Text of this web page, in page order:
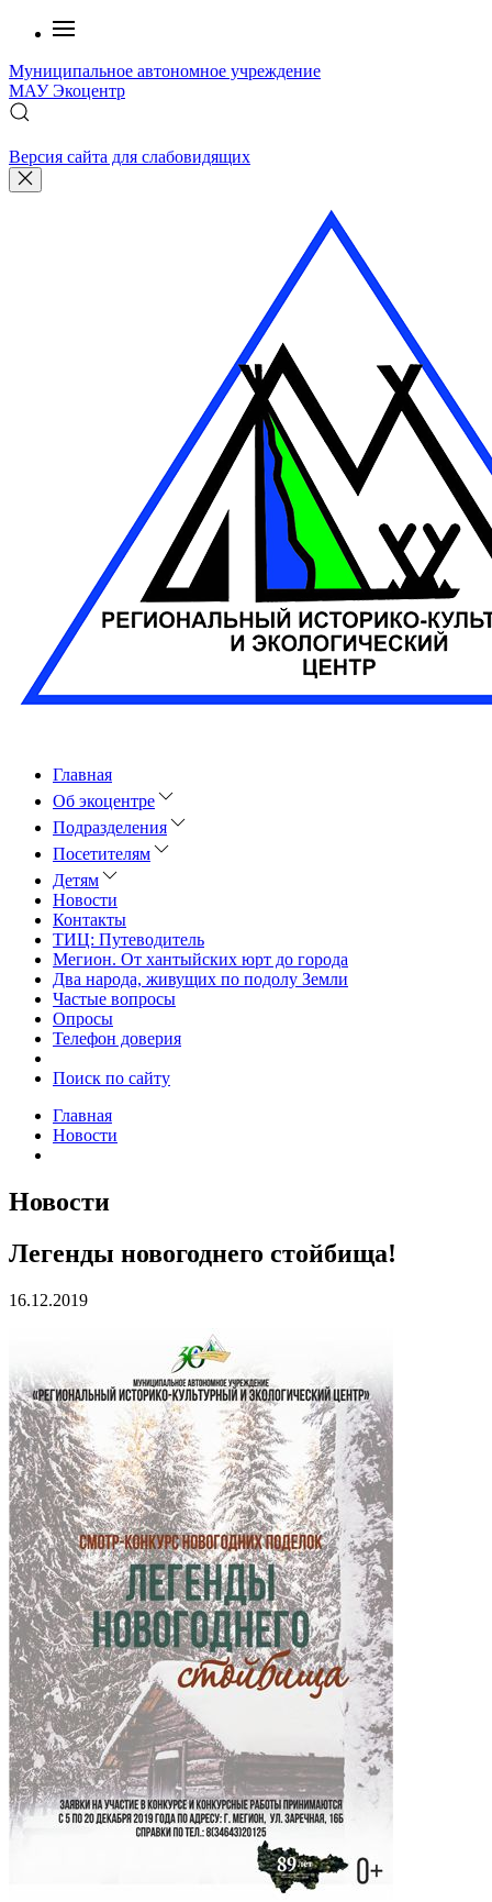
Муниципальное автономное учреждение
МАУЭкоцентр
Версия сайта для слабовидящих
Главная
Об экоцентре
Подразделения
Посетителям
Детям
Новости
Контакты
ТИЦ: Путеводитель
Мегион. От хантыйских юрт до города
Два народа, живущих по подолу Земли
Частые вопросы
Опросы
Телефон доверия
Поиск по сайту
Главная
Новости
Новости
Легенды новогоднего стойбища!
16.12.2019